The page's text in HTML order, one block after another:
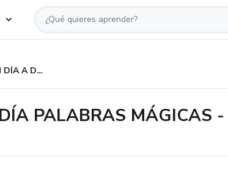
PLANEACIÓN DÍA A DÍA PALABRAS MÁGICAS - LA CIGARRA Y LA HORMIGA
PALABRAS MÁGICAS